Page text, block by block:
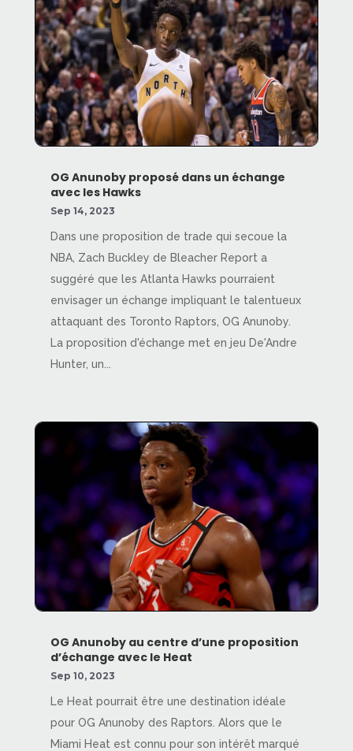
OG Anunoby proposé dans un échange
avec les Hawks
Sep 14, 2023
Dans une proposition de trade qui secoue la
NBA, Zach Buckley de Bleacher Report a
suggéré que les Atlanta Hawks pourraient
envisager un échange impliquant le talentueux
attaquant des Toronto Raptors, OG Anunoby.
La proposition d'échange met en jeu De'Andre
Hunter, un...
OG Anunoby au centre d’une proposition
d’échange avec le Heat
Sep 10, 2023
Le Heat pourrait être une destination idéale
pour OG Anunoby des Raptors. Alors que le
Miami Heat est connu pour son intérêt marqué